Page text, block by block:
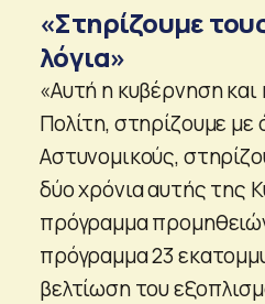
«Στηρίζουμε
λόγια»
«Αυτή η κυβέρνηση
Πολίτη, στηρίζουμε με
Αστυνομικούς,
δύο χρόνια αυτής της
πρόγραμμα
πρόγραμμα 23
βελτίωση του